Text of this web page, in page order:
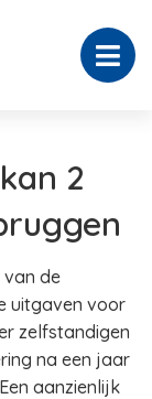
2
van de
uitgaven voor
zelfstandigen
na een jaar
aanzienlijk